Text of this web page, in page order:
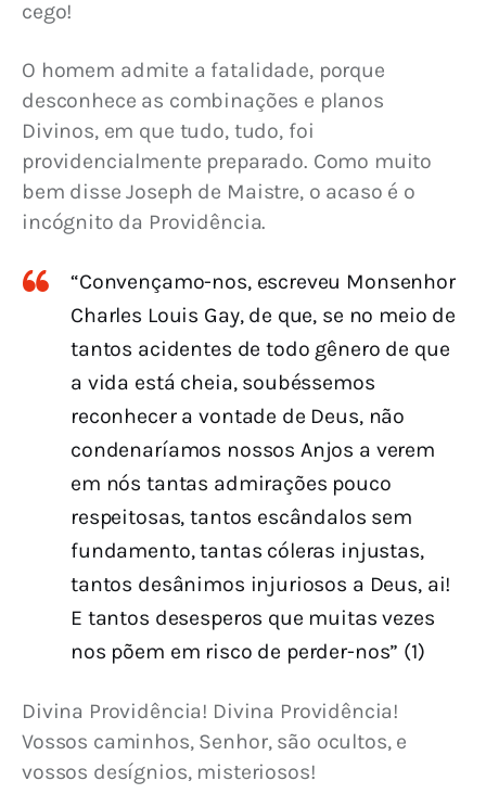
cego!
O homem admite a fatalidade, porque
desconhece as combinações e planos
Divinos, em que tudo, tudo, foi
providencialmente preparado. Como muito
bem disse Joseph de Maistre, o acaso é o
incógnito da Providência.
“Convençamo-nos, escreveu Monsenhor
Charles Louis Gay, de que, se no meio de
tantos acidentes de todo gênero de que
a vida está cheia, soubéssemos
reconhecer a vontade de Deus, não
condenaríamos nossos Anjos a verem
em nós tantas admirações pouco
respeitosas, tantos escândalos sem
fundamento, tantas cóleras injustas,
tantos desânimos injuriosos a Deus, ai!
E tantos desesperos que muitas vezes
nos põem em risco de perder-nos” (1)
Divina Providência! Divina Providência!
Vossos caminhos, Senhor, são ocultos, e
vossos desígnios, misteriosos!